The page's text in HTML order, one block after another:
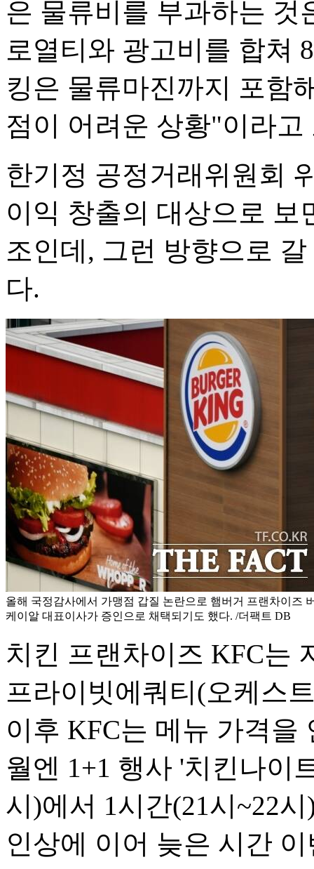
은 물류비를 부과하는
로열티와 광고비를 합쳐
킹은 물류마진까지 포함
점이 어려운 상황"이라고
한기정 공정거래위원회
이익 창출의 대상으로 보
조인데, 그런 방향으로
다.
올해 국정감사에서 가맹점 갑질 논란으로 햄버거 프랜차이즈
케이알 대표이사가 증인으로 채택되기도 했다. /더팩트 DB
치킨 프랜차이즈 KFC는
프라이빗에쿼티(오케스
이후 KFC는 메뉴 가격을
월엔 1+1 행사 '치킨나이
시)에서 1시간(21시~22
인상에 이어 늦은 시간